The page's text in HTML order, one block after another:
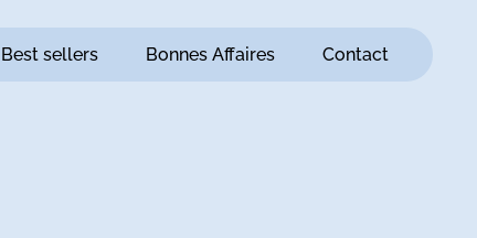
Best sellers Bonnes Affaires Contact